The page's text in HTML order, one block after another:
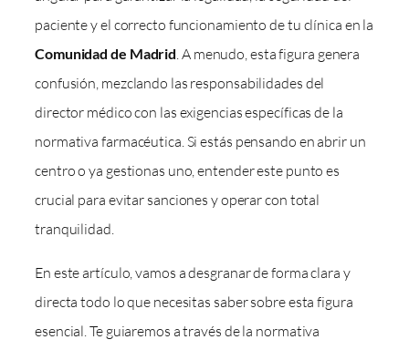
paciente y el correcto funcionamiento de tu clínica en la
Comunidad de Madrid. A menudo, esta figura genera
confusión, mezclando las responsabilidades del
director médico con las exigencias específicas de la
normativa farmacéutica. Si estás pensando en abrir un
centro o ya gestionas uno, entender este punto es
crucial para evitar sanciones y operar con total
tranquilidad.
En este artículo, vamos a desgranar de forma clara y
directa todo lo que necesitas saber sobre esta figura
esencial. Te guiaremos a través de la normativa